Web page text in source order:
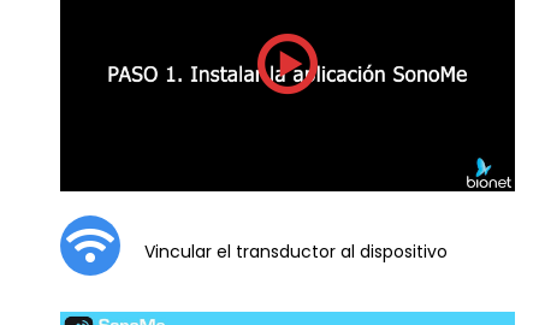
Vincular el transductor al dispositivo